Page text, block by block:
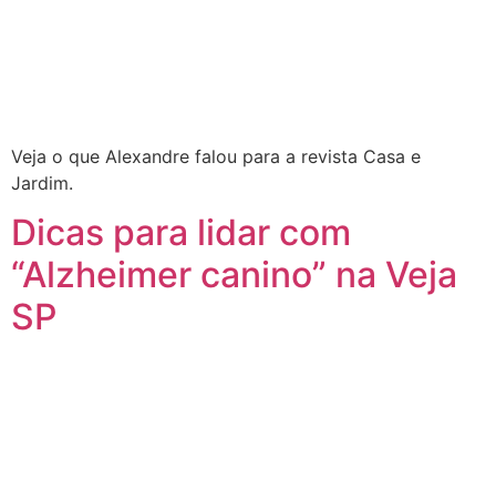
Veja o que Alexandre falou para a revista Casa e
Jardim.
Dicas para lidar com
“Alzheimer canino” na Veja
SP